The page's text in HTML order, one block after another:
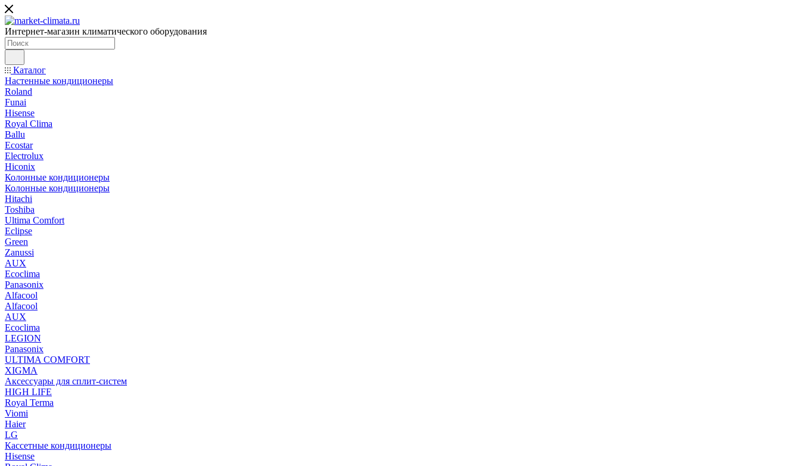
Интернет-магазин климатического оборудования
Каталог
Настенные кондиционеры
Roland
Funai
Hisense
Royal Clima
Ballu
Ecostar
Electrolux
Hiconix
Колонные кондиционеры
Колонные кондиционеры
Hitachi
Toshiba
Ultima Comfort
Eclipse
Green
Zanussi
AUX
Ecoclima
Panasonix
Alfacool
Alfacool
AUX
Ecoclima
LEGION
Panasonix
ULTIMA COMFORT
XIGMA
Аксессуары для сплит-систем
HIGH LIFE
Royal Terma
Viomi
Haier
LG
Кассетные кондиционеры
Hisense